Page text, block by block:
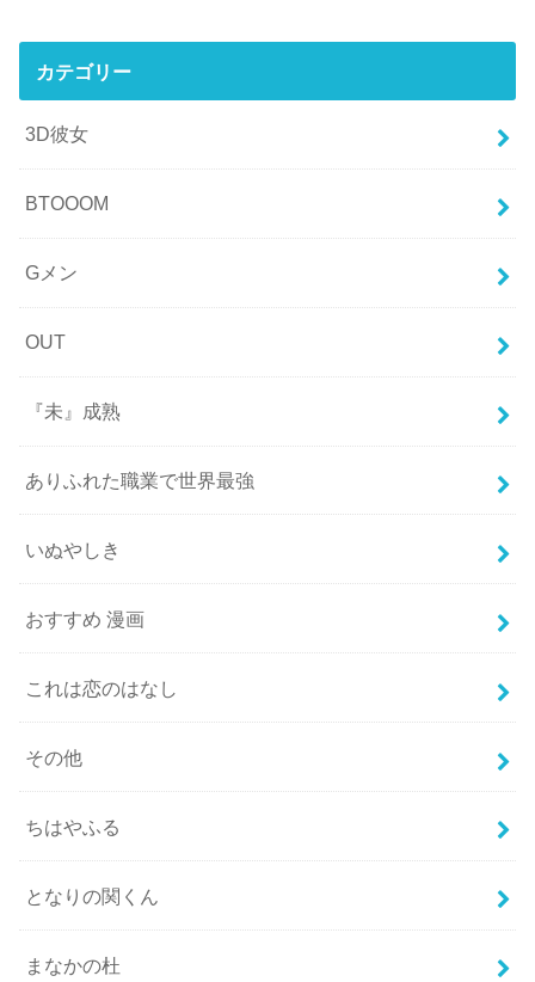
カテゴリー
3D彼女
BTOOOM
Gメン
OUT
『未』成熟
ありふれた職業で世界最強
いぬやしき
おすすめ 漫画
これは恋のはなし
その他
ちはやふる
となりの関くん
まなかの杜